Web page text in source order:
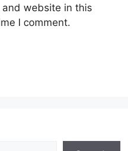
and website in this
I comment.